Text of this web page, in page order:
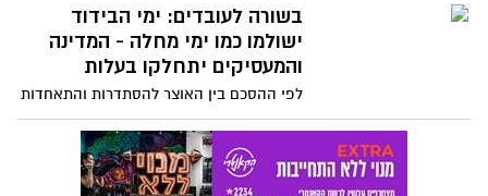
הידיים" מכיל כמות אלכוהול נמוכה כמעט פי
3 מהכמות המצוינת על התווית, ולא בהתאם
לתקן משרד הבריאות. הציבור מתבקש שלא
לעשות שימוש במוצר ולהחזירו לנקודות
המכירה
בשורה לעובדים: ימי הבידוד
ישולמו כמו ימי מחלה - המדינה
והמעסיקים יתחלקו בעלות
לפי ההסכם בין האוצר להסתדרות והתאחדות
התעשיינים, ימי הבידוד ירדו ממכסת ימי
המחלה של העובד והתשלום עבורם יהיה
כקבוע בחוק - יומיים ראשונים על העובד,
המדינה והמעסיקים יתחלקו בעלות של היתר